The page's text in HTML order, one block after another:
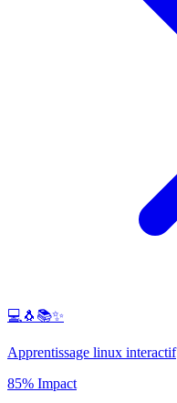
💻🐧📚✨
Apprentissage linux interactif
85% Impact